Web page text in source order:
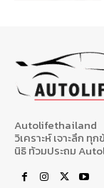
Autolifethailand
วิเคราะห์ เจาะลึก
นิธิ ท้วมประถม